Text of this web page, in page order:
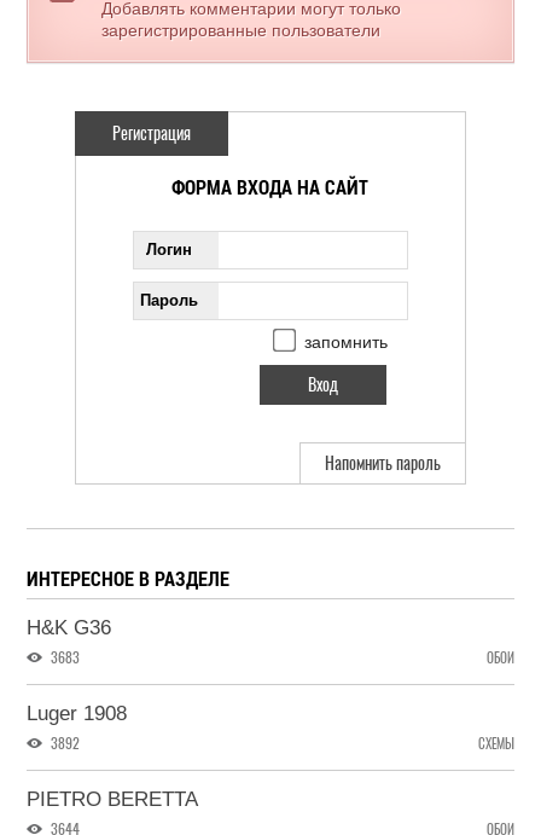
Добавлять комментарии могут только
зарегистрированные пользователи
Регистрация
ФОРМА ВХОДА НА САЙТ
Логин
Пароль
запомнить
Напомнить пароль
ИНТЕРЕСНОЕ В РАЗДЕЛЕ
H&K G36
3683 ОБОИ
Luger 1908
3892 СХЕМЫ
PIETRO BERETTA
3644 ОБОИ